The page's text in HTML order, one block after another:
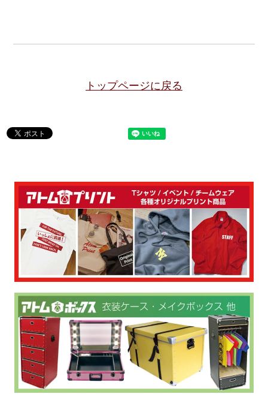
トップページに戻る